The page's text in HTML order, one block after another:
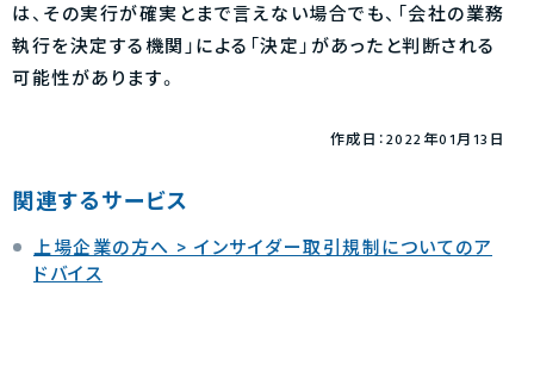
は、その実行が確実とまで言えない場合でも、「会社の業務
執行を決定する機関」による「決定」があったと判断される
可能性があります。
作成日：2022年01月13日
関連するサービス
上場企業の方へ > インサイダー取引規制についてのア
ドバイス